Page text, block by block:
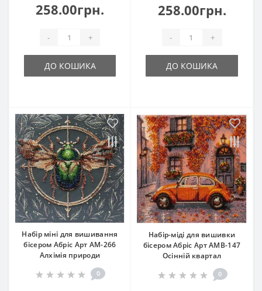
258.00грн.
- +
ДО КОШИКА
258.00грн.
- +
ДО КОШИКА
Набір міні для вишивання
бісером Абріс Арт АМ-266
Алхімія природи
0
Набір-міді для вишивки
бісером Абріс Арт АМВ-147
Осінній квартал
0